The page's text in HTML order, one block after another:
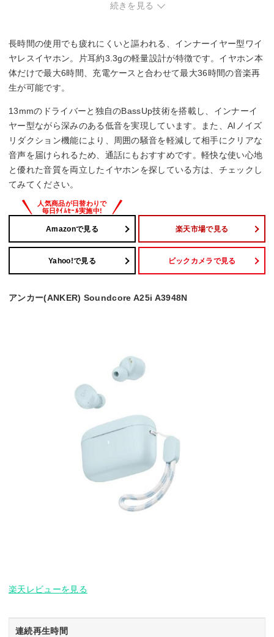
続きを見る
長時間の使用でも疲れにくいと謳われる、インナーイヤー型ワイ
ヤレスイヤホン。片耳約3.3gの軽量設計が特徴です。イヤホン本
体だけで最大6時間、充電ケースと合わせて最大36時間の音楽再
生が可能です。
13mmのドライバーと独自のBassUp技術を搭載し、インナーイ
ヤー型ながら深みのある低音を実現しています。また、AIノイズ
リダクション機能により、周囲の騒音を軽減して相手にクリアな
音声を届けられるため、通話にもおすすめです。軽快な使い心地
と優れた音質を両立したイヤホンを探している方は、チェックし
てみてください。
Amazonで見る 楽天市場で見る
Yahoo!で見る ビックカメラで見る
アンカー(ANKER) Soundcore A25i A3948N
楽天レビューを見る
連続再生時間